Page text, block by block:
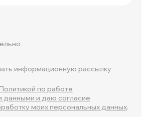
информационную рассылку
по работе
данными и даю согласие
моих персональных данных.